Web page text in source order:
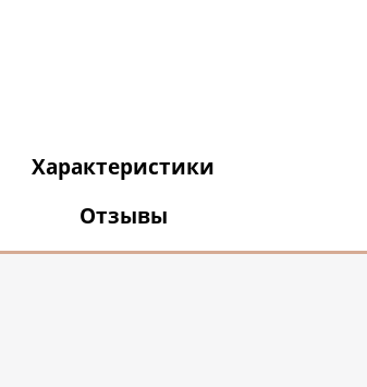
Характеристики
Отзывы